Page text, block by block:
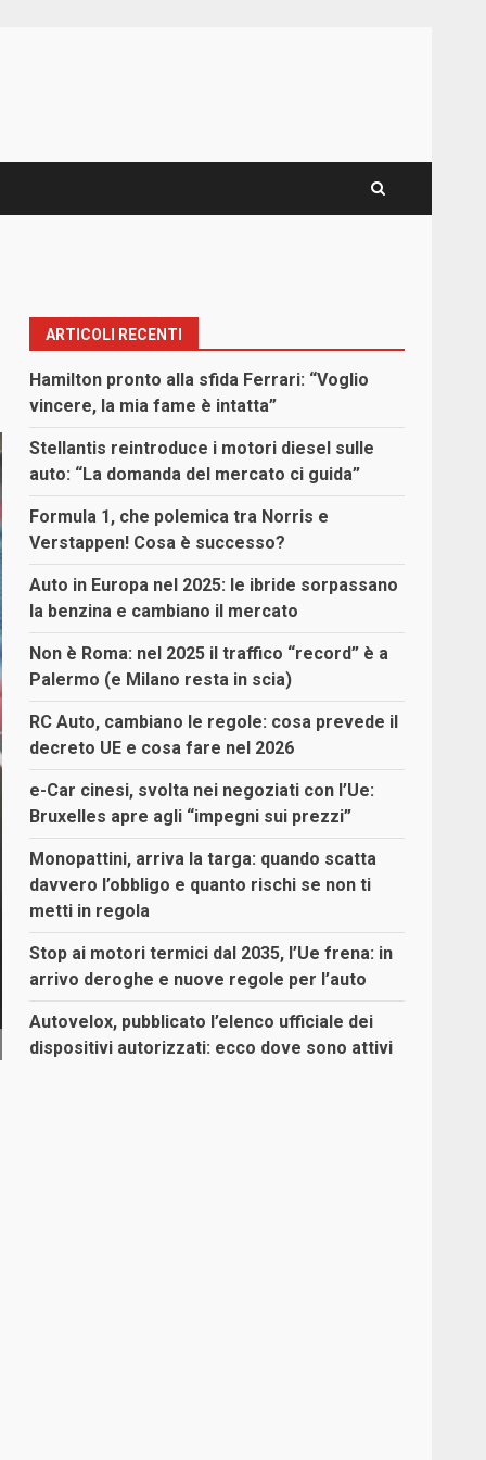
ARTICOLI RECENTI
Hamilton pronto alla sfida Ferrari: “Voglio
vincere, la mia fame è intatta”
Stellantis reintroduce i motori diesel sulle
auto: “La domanda del mercato ci guida”
Formula 1, che polemica tra Norris e
Verstappen! Cosa è successo?
Auto in Europa nel 2025: le ibride sorpassano
la benzina e cambiano il mercato
Non è Roma: nel 2025 il traffico “record” è a
Palermo (e Milano resta in scia)
RC Auto, cambiano le regole: cosa prevede il
decreto UE e cosa fare nel 2026
e-Car cinesi, svolta nei negoziati con l’Ue:
Bruxelles apre agli “impegni sui prezzi”
Monopattini, arriva la targa: quando scatta
davvero l’obbligo e quanto rischi se non ti
metti in regola
Stop ai motori termici dal 2035, l’Ue frena: in
arrivo deroghe e nuove regole per l’auto
Autovelox, pubblicato l’elenco ufficiale dei
dispositivi autorizzati: ecco dove sono attivi